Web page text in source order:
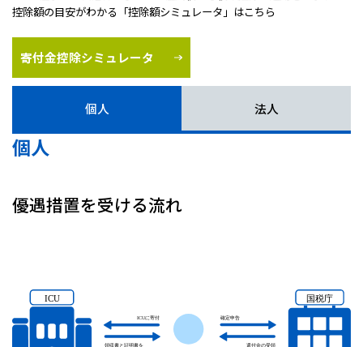
控除額の目安がわかる「控除額シミュレータ」はこちら
寄付金控除シミュレータ
個人 法人
個人
優遇措置を受ける流れ